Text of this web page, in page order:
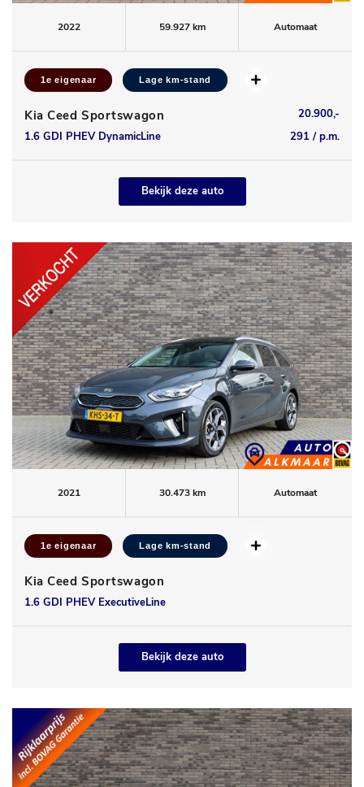
2022 59.927 km Automaat
1e eigenaar Lage km-stand
Kia Ceed Sportswagon
20.900,-
1.6 GDI PHEV DynamicLine
291 / p.m.
Bekijk deze auto
2021 30.473 km Automaat
1e eigenaar Lage km-stand
Kia Ceed Sportswagon
1.6 GDI PHEV ExecutiveLine
Bekijk deze auto